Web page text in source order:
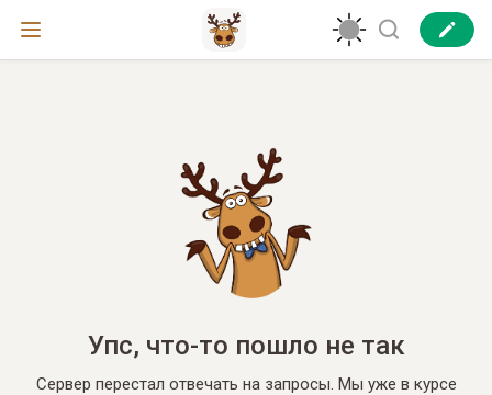
Упс, что-то пошло не так
Сервер перестал отвечать на запросы. Мы уже в курсе